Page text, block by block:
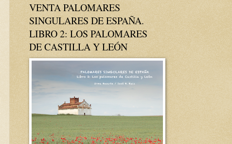
VENTA PALOMARES
SINGULARES DE ESPAÑA.
LIBRO 2: LOS PALOMARES
DE CASTILLA Y LEÓN